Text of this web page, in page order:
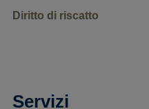
Diritto di riscatto
Servizi